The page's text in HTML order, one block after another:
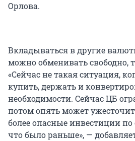
Орлова.
Вкладываться в другие
можно обменивать свободно,
«Сейчас не такая ситуация,
купить, держать и
необходимости. Сейчас ЦБ
потом опять может
более опасные инвестиции
что было раньше», —